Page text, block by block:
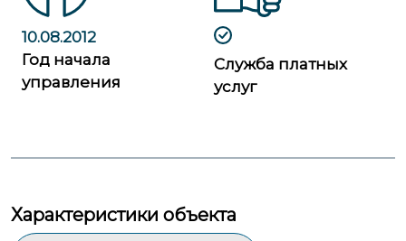
10.08.2012
Год начала
управления
Служба платных
услуг
Характеристики объекта